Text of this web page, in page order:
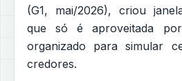
(G1, mai/2026), criou
que só é aproveitada
organizado para simular
credores.